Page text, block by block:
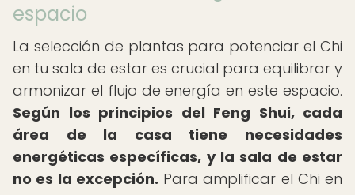
espacio
La selección de plantas para potenciar el Chi
en tu sala de estar es crucial para equilibrar y
armonizar el flujo de energía en este espacio.
Según los principios del Feng Shui, cada
área de la casa tiene necesidades
energéticas específicas, y la sala de estar
no es la excepción. Para amplificar el Chi en